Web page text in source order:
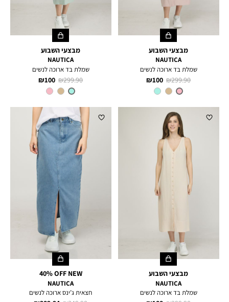
מבצעי השבוע
NAUTICA
שמלת בד ארוכה לנשים
מחיר
מוצר
100 ₪
מחיר
רגיל
299.90 ₪
צבע
PINK
מבצעי השבוע
NAUTICA
שמלת בד ארוכה לנשים
מחיר
מוצר
100 ₪
מחיר
רגיל
299.90 ₪
צבע
MINT
מבצעי השבוע
NAUTICA
שמלת בד ארוכה לנשים
40% OFF NEW
NAUTICA
חצאית ג’ינס ארוכה לנשים